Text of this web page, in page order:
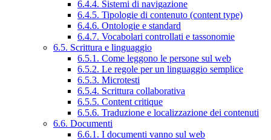
6.4.4. Sistemi di navigazione
6.4.5. Tipologie di contenuto (content type)
6.4.6. Ontologie e standard
6.4.7. Vocabolari controllati e tassonomie
6.5. Scrittura e linguaggio
6.5.1. Come leggono le persone sul web
6.5.2. Le regole per un linguaggio semplice
6.5.3. Microtesti
6.5.4. Scrittura collaborativa
6.5.5. Content critique
6.5.6. Traduzione e localizzazione dei contenuti
6.6. Documenti
6.6.1. I documenti vanno sul web